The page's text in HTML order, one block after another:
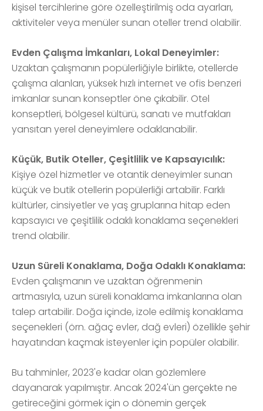
kişisel tercihlerine göre özelleştirilmiş oda ayarları,
aktiviteler veya menüler sunan oteller trend olabilir.
Evden Çalışma İmkanları, Lokal Deneyimler:
Uzaktan çalışmanın popülerliğiyle birlikte, otellerde
çalışma alanları, yüksek hızlı internet ve ofis benzeri
imkanlar sunan konseptler öne çıkabilir. Otel
konseptleri, bölgesel kültürü, sanatı ve mutfakları
yansıtan yerel deneyimlere odaklanabilir.
Küçük, Butik Oteller, Çeşitlilik ve Kapsayıcılık:
Kişiye özel hizmetler ve otantik deneyimler sunan
küçük ve butik otellerin popülerliği artabilir. Farklı
kültürler, cinsiyetler ve yaş gruplarına hitap eden
kapsayıcı ve çeşitlilik odaklı konaklama seçenekleri
trend olabilir.
Uzun Süreli Konaklama, Doğa Odaklı Konaklama:
Evden çalışmanın ve uzaktan öğrenmenin
artmasıyla, uzun süreli konaklama imkanlarına olan
talep artabilir. Doğa içinde, izole edilmiş konaklama
seçenekleri (örn. ağaç evler, dağ evleri) özellikle şehir
hayatından kaçmak isteyenler için popüler olabilir.
Bu tahminler, 2023'e kadar olan gözlemlere
dayanarak yapılmıştır. Ancak 2024'ün gerçekte ne
getireceğini görmek için o dönemin gerçek